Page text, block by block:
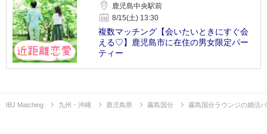
鹿児島中央駅前
8/15(土) 13:30
複数マッチング【会いたいときにすぐ会
える♡】鹿児島市に在住の男女限定パー
ティー
IBJ Matching 九州・沖縄 鹿児島県 霧島国分 霧島国分ラウンジの婚活